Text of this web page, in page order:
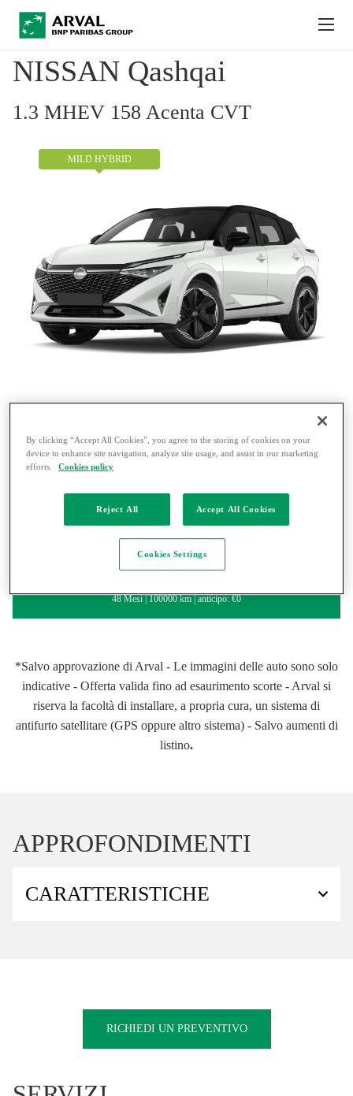
Salta al contenuto principale
NISSAN Qashqai
1.3 MHEV 158 Acenta CVT
MILD HYBRID
ANTICIPO 0
€445 al mese i.i.*
48 Mesi 100000 km anticipo: €0
*Salvo approvazione di Arval - Le immagini delle auto sono solo
indicative - Offerta valida fino ad esaurimento scorte - Arval si
riserva la facoltà di installare, a propria cura, un sistema di
antifurto satellitare (GPS oppure altro sistema) - Salvo aumenti di
listino.
APPROFONDIMENTI
CARATTERISTICHE
RICHIEDI UN PREVENTIVO
By clicking “Accept All Cookies”, you agree to the storing of cookies on your
device to enhance site navigation, analyze site usage, and assist in our marketing
efforts.
Cookies policy
Reject All Accept All Cookies
Cookies Settings